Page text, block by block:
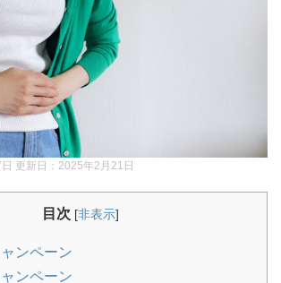
更新日： 2025年2月21日
目次 [非表示]
ンペーン
ンペーン